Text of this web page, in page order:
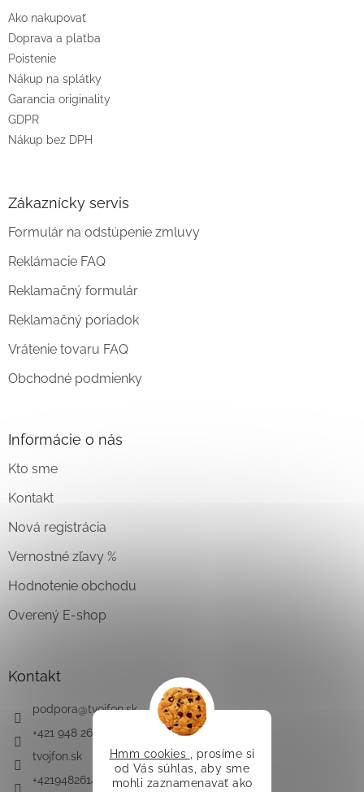
Hmm cookies
, prosíme si
od Vás súhlas, aby sme
mohli zaznamenavať ako
Ako nakupovať
Doprava a platba
Poistenie
Nákup na splátky
Garancia originality
GDPR
Nákup bez DPH
Zákaznícky servis
Formulár na odstúpenie zmluvy
Reklámacie FAQ
Reklamačný formulár
Reklamačný poriadok
Vrátenie tovaru FAQ
Obchodné podmienky
Informácie o nás
Kto sme
Kontakt
Nová registrácia
Vernostné zľavy %
Hodnotenie obchodu
Overený E-shop
Kontakt
podpora@tvojfon.sk
+421 948 261 491
tvojfon.sk
+421948261491